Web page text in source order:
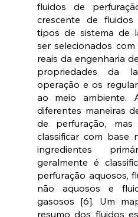
fluidos de
crescente de
tipos de sistema de
ser selecionados
reais da engenharia
propriedades da
operação e os
ao meio ambiente.
diferentes maneiras
de perfuração,
classificar com base
ingredientes
geralmente é
perfuração aquosos,
não aquosos e
gasosos [6]. Um
resumo dos fluidos